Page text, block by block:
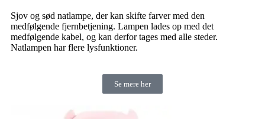
Sjov og sød natlampe, der kan skifte farver med den
medfølgende fjernbetjening. Lampen lades op med det
medfølgende kabel, og kan derfor tages med alle steder.
Natlampen har flere lysfunktioner.
Se mere her